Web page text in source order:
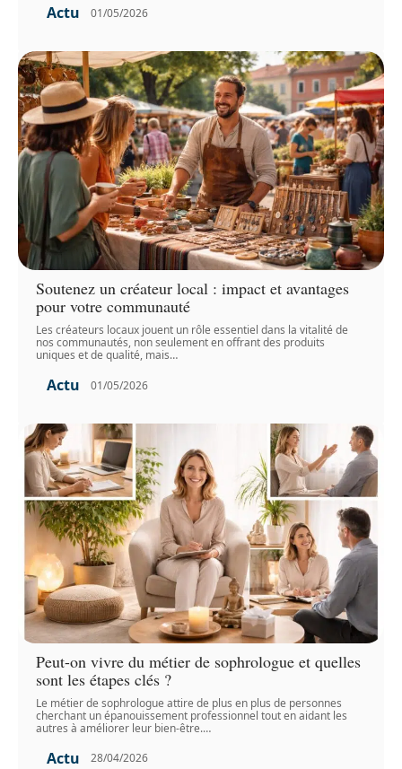
Actu 01/05/2026
Soutenez un créateur local : impact et avantages
pour votre communauté
Les créateurs locaux jouent un rôle essentiel dans la vitalité de
nos communautés, non seulement en offrant des produits
uniques et de qualité, mais…
Actu 01/05/2026
Peut-on vivre du métier de sophrologue et quelles
sont les étapes clés ?
Le métier de sophrologue attire de plus en plus de personnes
cherchant un épanouissement professionnel tout en aidant les
autres à améliorer leur bien-être.…
Actu 28/04/2026